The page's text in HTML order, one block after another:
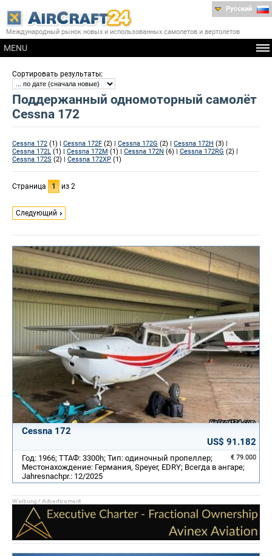
Международный рынок новых и использованных самолетов и вертолетов
MENU
Русский
Сортировать результаты:
Поддержанный одномоторный самолёт
Cessna 172
Cessna 172 (1) | Cessna 172F (2) | Cessna 172G (2) | Cessna 172H (3) |
Cessna 172L (1) | Cessna 172M (1) | Cessna 172N (6) | Cessna 172RG (2) |
Cessna 172S (2) | Cessna 172XP (1)
Страница 1 из 2
Следующий
Cessna 172
US$ 91.182
€ 79.000
Год: 1966; ТТАФ: 3300h; Тип: одиночный пропеллер;
Местонахождение: Германия, Speyer, EDRY; Всегда в ангаре;
Jahresnachpr.: 12/2025